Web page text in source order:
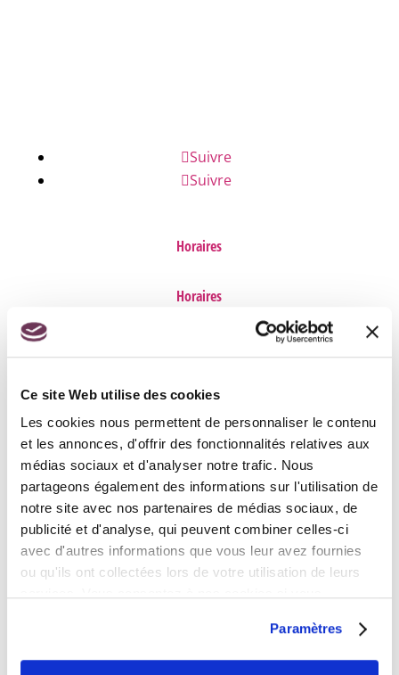
Ce site Web utilise des cookies
Les cookies nous permettent de personnaliser le contenu
et les annonces, d'offrir des fonctionnalités relatives aux
médias sociaux et d'analyser notre trafic. Nous
partageons également des informations sur l'utilisation de
notre site avec nos partenaires de médias sociaux, de
publicité et d'analyse, qui peuvent combiner celles-ci
avec d'autres informations que vous leur avez fournies
ou qu'ils ont collectées lors de votre utilisation de leurs
Paramètres
Suivre
Suivre
Horaires
Horaires
Accueil mairie : uniquement sur rendez-vous les
Chaque adjoint ou Maire est disponible sur rendez-
vous les vendredi de 17h00 à 18h30.
Ouverture au public
LUNDI
09h – 12h
MARDI
14h – 19h